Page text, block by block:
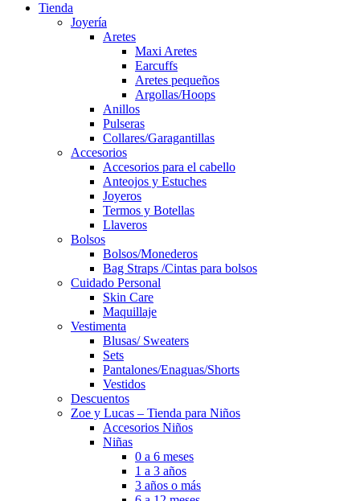
Tienda
Joyería
Aretes
Maxi Aretes
Earcuffs
Aretes pequeños
Argollas/Hoops
Anillos
Pulseras
Collares/Garagantillas
Accesorios
Accesorios para el cabello
Anteojos y Estuches
Joyeros
Termos y Botellas
Llaveros
Bolsos
Bolsos/Monederos
Bag Straps /Cintas para bolsos
Cuidado Personal
Skin Care
Maquillaje
Vestimenta
Blusas/ Sweaters
Sets
Pantalones/Enaguas/Shorts
Vestidos
Descuentos
Zoe y Lucas – Tienda para Niños
Accesorios Niños
Niñas
0 a 6 meses
1 a 3 años
3 años o más